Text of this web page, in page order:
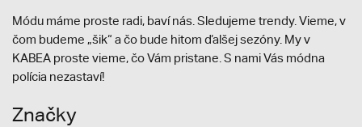
Módu máme proste radi, baví nás. Sledujeme trendy. Vieme, v
čom budeme „šik“ a čo bude hitom ďalšej sezóny. My v
KABEA proste vieme, čo Vám pristane. S nami Vás módna
polícia nezastaví!
Značky